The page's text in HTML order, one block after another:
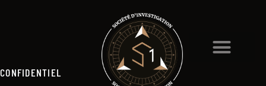
CONFIDENTIEL